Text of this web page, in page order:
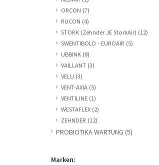
ORCON (7)
RUCON (4)
STORK (Zehnder JE StorkAir) (12)
SWENTIBOLD - EUROAIR (5)
UBBINK (8)
VAILLANT (3)
VELU (3)
VENT-AXIA (5)
VENTILINE (1)
WESTAFLEX (2)
ZEHNDER (12)
PROBIOTIKA WARTUNG (5)
Marken: